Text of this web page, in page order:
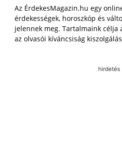
Az ÉrdekesMagazin.hu egy
érdekességek, horoszkóp és
jelennek meg. Tartalmaink célja
az olvasói kíváncsiság
hirdetés